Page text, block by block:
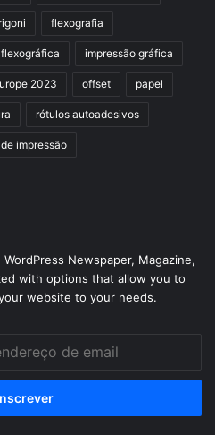
flexografia
impressão gráfica
2023 offset papel
rótulos autoadesivos
impressão
Newspaper, Magazine,
with options that allow you to
website to your needs.